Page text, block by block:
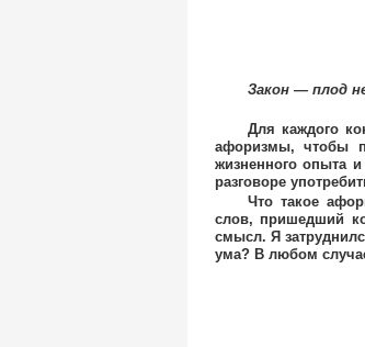
Закон — плод
Для каждого
афоризмы, чтобы
жизненного опыта
разговоре
Что такое
слов, пришедший
смысл. Я
ума? В любом